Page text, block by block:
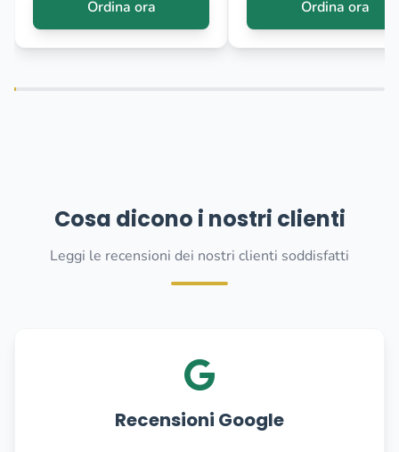
Ordina ora Ordina ora
Cosa dicono i nostri clienti
Leggi le recensioni dei nostri clienti soddisfatti
Recensioni Google